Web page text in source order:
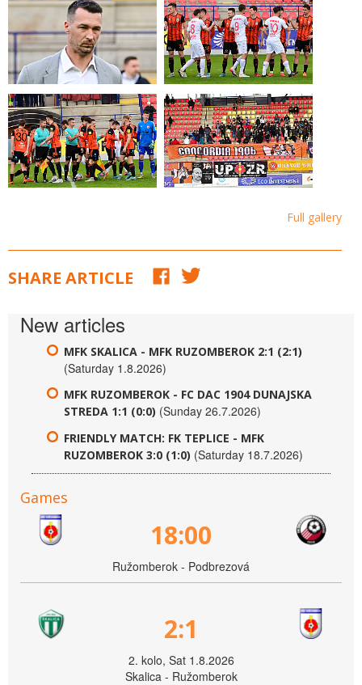
Full gallery
SHARE ARTICLE
New articles
MFK SKALICA - MFK RUZOMBEROK 2:1 (2:1)
(Saturday 1.8.2026)
MFK RUZOMBEROK - FC DAC 1904 DUNAJSKA
STREDA 1:1 (0:0) (Sunday 26.7.2026)
FRIENDLY MATCH: FK TEPLICE - MFK
RUZOMBEROK 3:0 (1:0) (Saturday 18.7.2026)
Games
18:00
Ružomberok - Podbrezová
2:1
2. kolo, Sat 1.8.2026
Skalica - Ružomberok